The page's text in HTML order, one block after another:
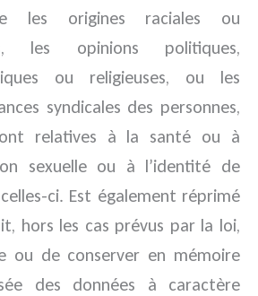
les origines raciales ou
les opinions politiques,
ou religieuses, ou les
syndicales des personnes,
relatives à la santé ou à
sexuelle ou à l’identité de
ci. Est également réprimé
hors les cas prévus par la loi,
ou de conserver en mémoire
des données à caractère